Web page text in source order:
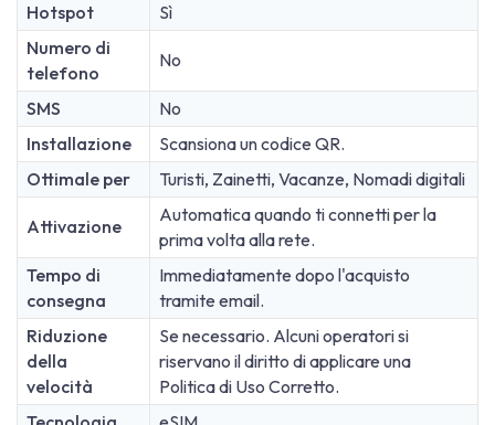
Hotspot
Sì
Numero di
telefono
No
SMS
No
Installazione
Scansiona un codice QR.
Ottimale per
Turisti, Zainetti, Vacanze, Nomadi digitali
Attivazione
Automatica quando ti connetti per la
prima volta alla rete.
Tempo di
consegna
Immediatamente dopo l'acquisto
tramite email.
Riduzione
della
velocità
Se necessario. Alcuni operatori si
riservano il diritto di applicare una
Politica di Uso Corretto.